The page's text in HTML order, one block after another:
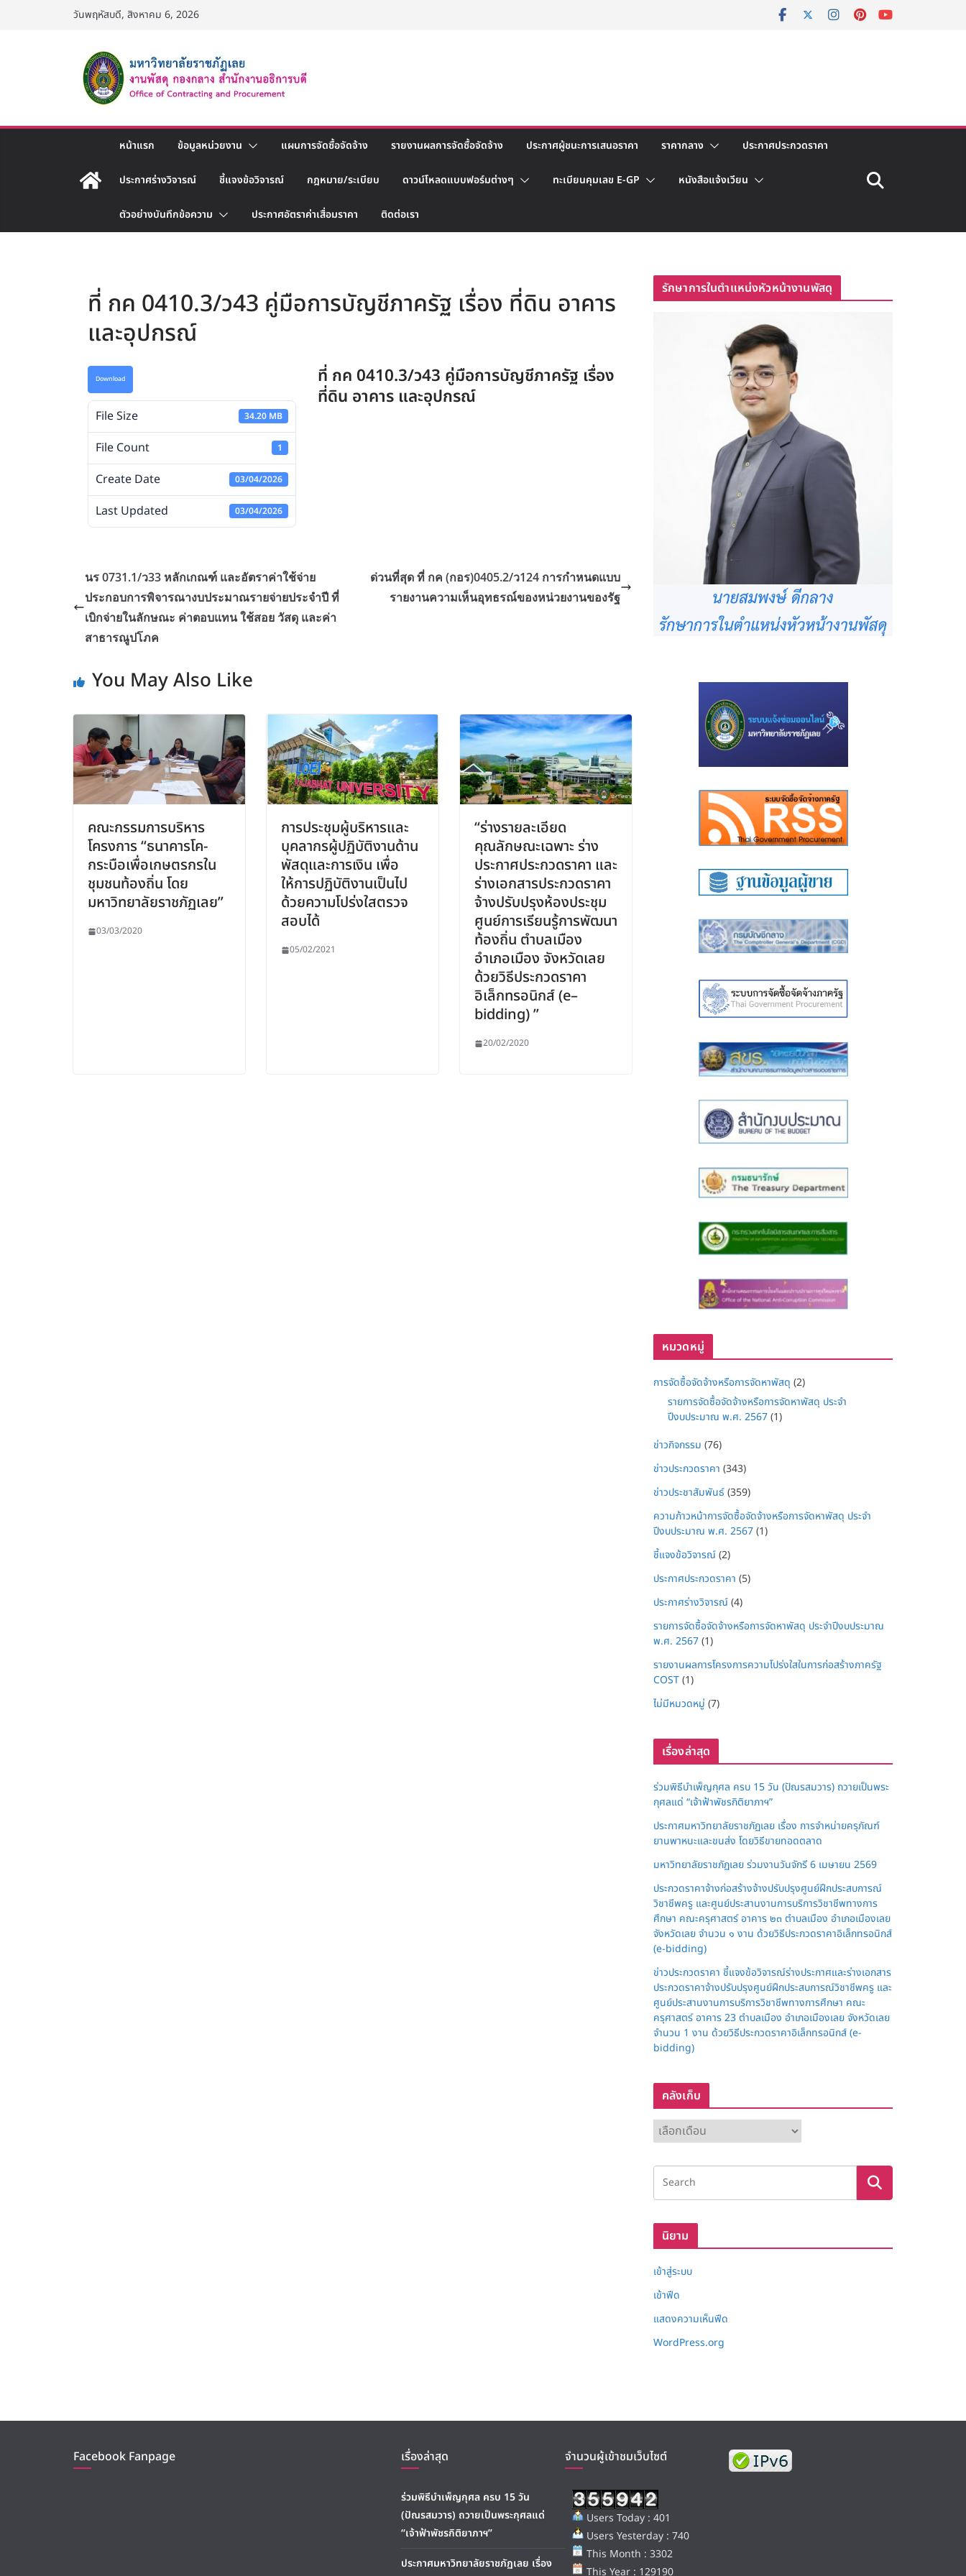
วันพฤหัสบดี, สิงหาคม 6, 2026
หน้าแรก ข้อมูลหน่วยงาน แผนการจัดซื้อจัดจ้าง รายงานผลการจัดซื้อจัดจ้าง ประกาศผู้ชนะการเสนอราคา ราคากลาง ประกาศประกวดราคา
ประกาศร่างวิจารณ์ ชี้แจงข้อวิจารณ์ กฎหมาย/ระเบียบ ดาวน์โหลดแบบฟอร์มต่างๆ ทะเบียนคุมเลข E-GP หนังสือแจ้งเวียน
ตัวอย่างบันทึกข้อความ ประกาศอัตราค่าเสื่อมราคา ติดต่อเรา
ที่ กค 0410.3/ว43 คู่มือการบัญชีภาครัฐ เรื่อง ที่ดิน อาคาร
และอุปกรณ์
Download
File Size 34.20 MB
File Count 1
Create Date 03/04/2026
Last Updated 03/04/2026
ที่ กค 0410.3/ว43 คู่มือการบัญชีภาครัฐ เรื่อง
ที่ดิน อาคาร และอุปกรณ์
นร 0731.1/ว33 หลักเกณฑ์ และอัตราค่าใช้จ่าย
ประกอบการพิจารณางบประมาณรายจ่ายประจำปี ที่
เบิกจ่ายในลักษณะ ค่าตอบแทน ใช้สอย วัสดุ และค่า
สาธารณูปโภค
ด่วนที่สุด ที่ กค (กอร)0405.2/ว124 การกำหนดแบบ
รายงานความเห็นอุทธรณ์ของหน่วยงานของรัฐ
You May Also Like
คณะกรรมการบริหาร
โครงการ “ธนาคารโค-
กระบือเพื่อเกษตรกรใน
ชุมชนท้องถิ่น โดย
มหาวิทยาลัยราชภัฏเลย”
03/03/2020
การประชุมผู้บริหารและ
บุคลากรผู้ปฏิบัติงานด้าน
พัสดุและการเงิน เพื่อ
ให้การปฏิบัติงานเป็นไป
ด้วยความโปร่งใสตรวจ
สอบได้
05/02/2021
“ร่างรายละเอียด
คุณลักษณะเฉพาะ ร่าง
ประกาศประกวดราคา และ
ร่างเอกสารประกวดราคา
จ้างปรับปรุงห้องประชุม
ศูนย์การเรียนรู้การพัฒนา
ท้องถิ่น ตำบลเมือง
อำเภอเมือง จังหวัดเลย
ด้วยวิธีประกวดราคา
อิเล็กทรอนิกส์ (e–
bidding) ”
20/02/2020
รักษาการในตำแหน่งหัวหน้างานพัสดุ
หมวดหมู่
การจัดซื้อจัดจ้างหรือการจัดหาพัสดุ (2)
รายการจัดซื้อจัดจ้างหรือการจัดหาพัสดุ ประจำ
ปีงบประมาณ พ.ศ. 2567(1)
ข่าวกิจกรรม (76)
ข่าวประกวดราคา (343)
ข่าวประชาสัมพันธ์(359)
ความก้าวหน้าการจัดซื้อจัดจ้างหรือการจัดหาพัสดุ ประจำ
ปีงบประมาณ พ.ศ. 2567(1)
ชี้แจงข้อวิจารณ์(2)
ประกาศประกวดราคา (5)
ประกาศร่างวิจารณ์(4)
รายการจัดซื้อจัดจ้างหรือการจัดหาพัสดุ ประจำปีงบประมาณ
พ.ศ. 2567(1)
รายงานผลการโครงการความโปร่งใสในการก่อสร้างภาครัฐ
COST(1)
ไม่มีหมวดหมู่ (7)
เรื่องล่าสุด
ร่วมพิธีบำเพ็ญกุศล ครบ 15 วัน (ปัณรสมวาร) ถวายเป็นพระ
กุศลแด่ “เจ้าฟ้าพัชรกิติยาภาฯ”
ประกาศมหาวิทยาลัยราชภัฏเลย เรื่อง การจำหน่ายครุภัณฑ์
ยานพาหนะและขนส่ง โดยวิธีขายทอดตลาด
มหาวิทยาลัยราชภัฏเลย ร่วมงานวันจักรี 6 เมษายน 2569
ประกวดราคาจ้างก่อสร้างจ้างปรับปรุงศูนย์ฝึกประสบการณ์
วิชาชีพครู และศูนย์ประสานงานการบริการวิชาชีพทางการ
ศึกษา คณะครุศาสตร์ อาคาร ๒๓ ตำบลเมือง อำเภอเมืองเลย
จังหวัดเลย จำนวน ๑ งาน ด้วยวิธีประกวดราคาอิเล็กทรอนิกส์
(e-bidding)
ข่าวประกวดราคา ชี้แจงข้อวิจารณ์ร่างประกาศและร่างเอกสาร
ประกวดราคาจ้างปรับปรุงศูนย์ฝึกประสบการณ์วิชาชีพครู และ
ศูนย์ประสานงานการบริการวิชาชีพทางการศึกษา คณะ
ครุศาสตร์ อาคาร 23 ตำบลเมือง อำเภอเมืองเลย จังหวัดเลย
จำนวน 1 งาน ด้วยวิธีประกวดราคาอิเล็กทรอนิกส์ (e-
bidding)
คลังเก็บ
ลั
ง
ก็
นิยาม
เข้าสู่ระบบ
เข้าฟีด
แสดงความเห็นฟีด
WordPress.org
Facebook Fanpage เรื่องล่าสุด
ร่วมพิธีบำเพ็ญกุศล ครบ 15 วัน
(ปัณรสมวาร) ถวายเป็นพระกุศลแด่
“เจ้าฟ้าพัชรกิติยาภาฯ”
ประกาศมหาวิทยาลัยราชภัฏเลย เรื่อง
จำนวนผู้เข้าชมเว็บไซต์
Users Today : 401
Users Yesterday : 740
This Month : 3302
This Year : 129190